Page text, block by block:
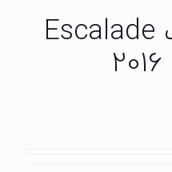
خودرو کادیلاک Escalade